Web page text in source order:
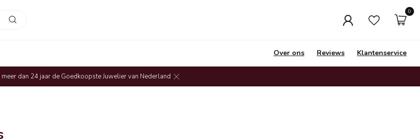
0
Over ons Reviews Klantenservice
dan 24 jaar de Goedkoopste Juwelier van Nederland